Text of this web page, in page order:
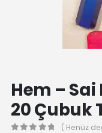
Hem –
20 Çubuk
( Henüz